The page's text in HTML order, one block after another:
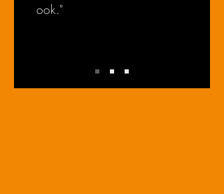
ook."